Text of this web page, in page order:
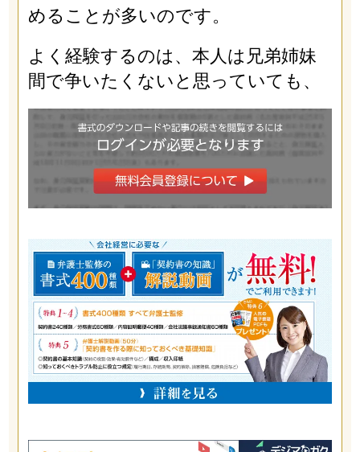
めることが多いのです。
よく経験するのは、本人は兄弟姉妹
間で争いたくないと思っていても、